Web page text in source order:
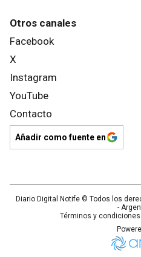
Otros canales
Facebook
X
Instagram
YouTube
Contacto
Añadir como fuente en
Diario Digital Notife © Todos los
-
Términos y condiciones